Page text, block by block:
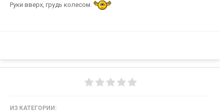
Руки вверх, грудь колесом.
ИЗ КАТЕГОРИИ: